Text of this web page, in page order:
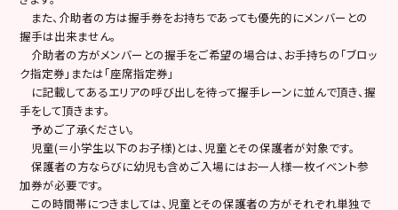
また、介助者の方は握手券をお持ちであっても優先的にメンバーとの
握手は出来ません。
介助者の方がメンバーとの握手をご希望の場合は、お手持ちの「ブロッ
ク指定券」または「座席指定券」
に記載してあるエリアの呼び出しを待って握手レーンに並んで頂き、握
手をして頂きます。
予めご了承ください。
児童(＝小学生以下のお子様)とは、児童とその保護者が対象です。
保護者の方ならびに幼児も含めご入場にはお一人様一枚イベント参
加券が必要です。
この時間帯につきましては、児童とその保護者の方がそれぞれ単独で